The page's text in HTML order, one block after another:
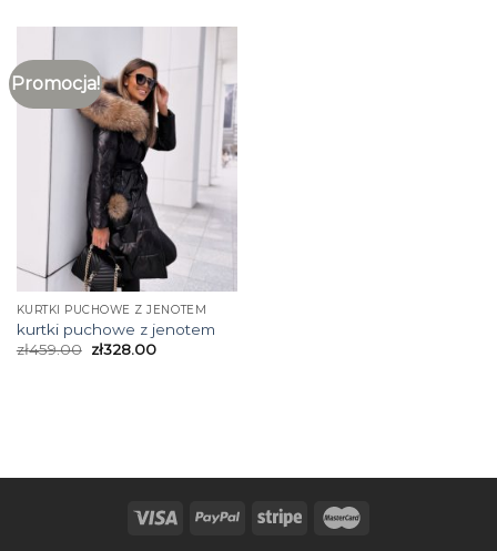
Promocja!
KURTKI PUCHOWE Z JENOTEM
kurtki puchowe z jenotem
zł459.00 zł328.00